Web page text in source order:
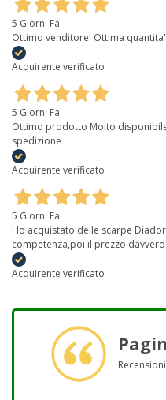
5 Giorni Fa
Ottimo venditore! Ottima
Acquirente verificato
5 Giorni Fa
Ottimo prodotto Molto
spedizione
Acquirente verificato
5 Giorni Fa
Ho acquistato delle scarpe
competenza,poi il prezzo
Acquirente verificato